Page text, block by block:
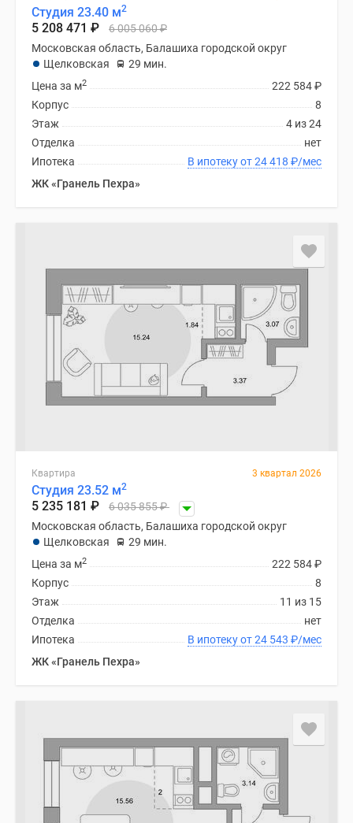
Новостройки
бизнес-
класса
Рассрочка
Траншевая
ипотека
коттеджи
Коттеджные
коттеджные
поселки
коттеджные
Коттеджные
лесу
Коттеджные
поселки
водоема
Коттеджные
поселки
ипотеку
Бизнес-
центры
Коттеджи
Студия 23.40 м2
5 208 471 ₽ 6 005 060₽
Московская область, Балашиха городской округ
Щелковская
29 мин.
222 584₽
Цена за м2
8
Корпус
4 из 24
Этаж
нет
Отделка
В ипотеку от 24 418 ₽/мес
Ипотека
ЖК «Гранель Пехра»
Квартира 3 квартал 2026
Студия 23.52 м2
5 235 181 ₽ 6 035 855₽
Московская область, Балашиха городской округ
Щелковская
29 мин.
222 584₽
Цена за м2
8
Корпус
11 из 15
Этаж
нет
Отделка
В ипотеку от 24 543 ₽/мес
Ипотека
ЖК «Гранель Пехра»